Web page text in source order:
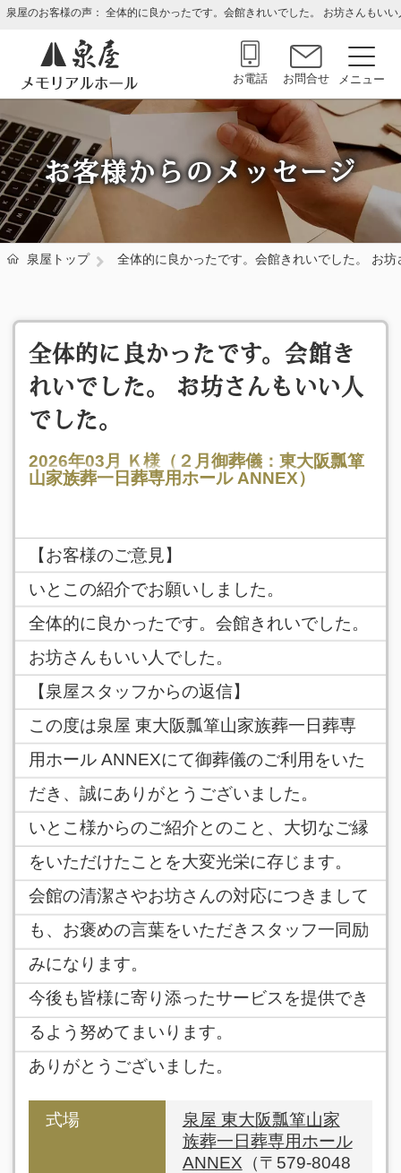
泉屋のお客様の声： 全体的に良かったです。会館きれいでした。 お坊さんもい
お電話 お問合せ
お客様からのメッセージ
泉屋トップ 全体的に良かったです。会館きれいでした。 お
全体的に良かったです。会館き
れいでした。 お坊さんもいい人
でした。
2026年03月
Ｋ様（２月御葬儀：東大阪瓢箪
山家族葬一日葬専用ホール ANNEX）
【お客様のご意見】
いとこの紹介でお願いしました。
全体的に良かったです。会館きれいでした。
お坊さんもいい人でした。
【泉屋スタッフからの返信】
この度は泉屋 東大阪瓢箪山家族葬一日葬専
用ホール ANNEXにて御葬儀のご利用をいた
だき、誠にありがとうございました。
いとこ様からのご紹介とのこと、大切なご縁
をいただけたことを大変光栄に存じます。
会館の清潔さやお坊さんの対応につきまして
も、お褒めの言葉をいただきスタッフ一同励
みになります。
今後も皆様に寄り添ったサービスを提供でき
るよう努めてまいります。
ありがとうございました。
式場
泉屋 東大阪瓢箪山家
族葬一日葬専用ホール
ANNEX （〒579-8048